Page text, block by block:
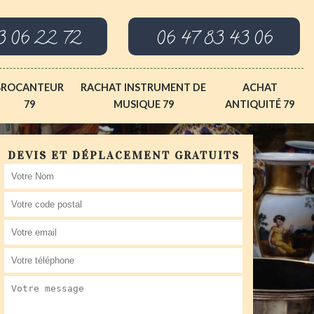
06 22 72 06 47 83 43 06
79
RACHAT INSTRUMENT DE
MUSIQUE 79
ACHAT
ANTIQUITÉ 79
DEVIS ET DÉPLACEMENT GRATUITS